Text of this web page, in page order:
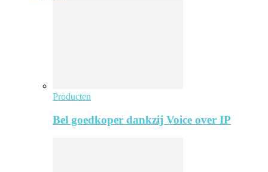
Producten
Bel goedkoper dankzij Voice over IP